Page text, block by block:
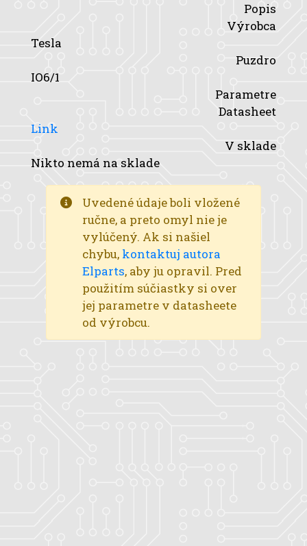
Popis
Výrobca
Tesla
Puzdro
IO6/1
Parametre
Datasheet
Link
V sklade
Nikto nemá na sklade
Uvedené údaje boli vložené
ručne, a preto omyl nie je
vylúčený. Ak si našiel
chybu, kontaktuj autora
Elparts, aby ju opravil. Pred
použitím súčiastky si over
jej parametre v datasheete
od výrobcu.